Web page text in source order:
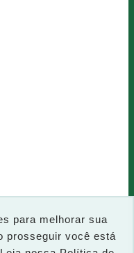
para melhorar sua
prosseguir você está